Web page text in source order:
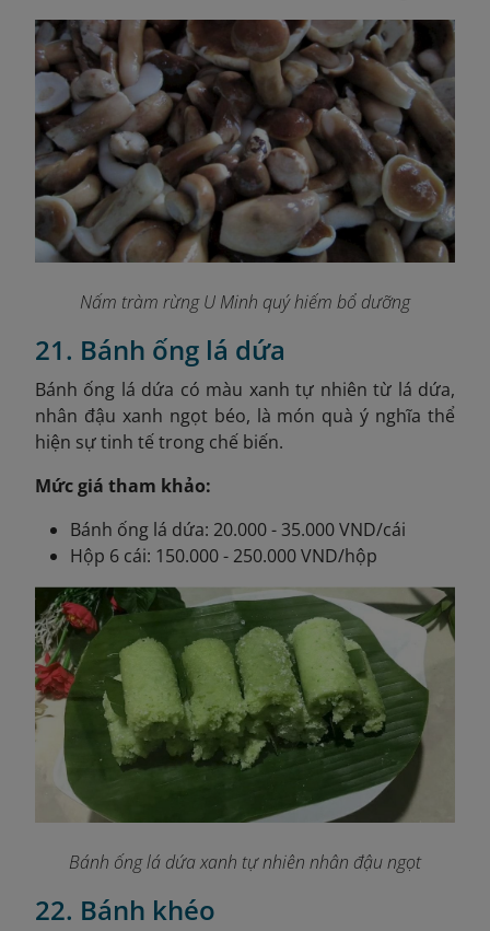
Nấm tràm rừng U Minh quý hiếm bổ dưỡng
21. Bánh ống lá dứa
Bánh ống lá dứa có màu xanh tự nhiên từ lá dứa,
nhân đậu xanh ngọt béo, là món quà ý nghĩa thể
hiện sự tinh tế trong chế biến.
Mức giá tham khảo:
Bánh ống lá dứa: 20.000 - 35.000 VND/cái
Hộp 6 cái: 150.000 - 250.000 VND/hộp
Bánh ống lá dứa xanh tự nhiên nhân đậu ngọt
22. Bánh khéo